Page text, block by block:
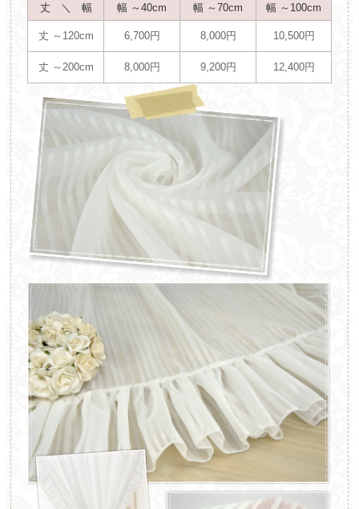
丈 ＼ 幅 幅 ～40cm 幅 ～70cm 幅 ～100cm
丈 ～120cm 6,700円 8,000円 10,500円
丈 ～200cm 8,000円 9,200円 12,400円